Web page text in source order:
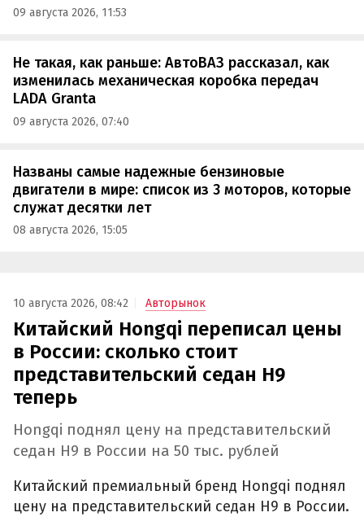
09 августа 2026, 11:53
Не такая, как раньше: АвтоВАЗ рассказал, как
изменилась механическая коробка передач
LADA Granta
09 августа 2026, 07:40
Названы самые надежные бензиновые
двигатели в мире: список из 3 моторов, которые
служат десятки лет
08 августа 2026, 15:05
10 августа 2026, 08:42 Авторынок
Китайский Hongqi переписал цены
в России: сколько стоит
представительский седан H9
теперь
Hongqi поднял цену на представительский
седан H9 в России на 50 тыс. рублей
Китайский премиальный бренд Hongqi поднял
цену на представительский седан H9 в России.